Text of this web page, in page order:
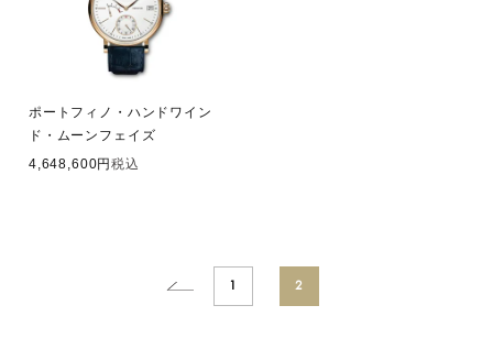
ポートフィノ・ハンドワイン
ド・ムーンフェイズ
4,648,600
税込
1 2